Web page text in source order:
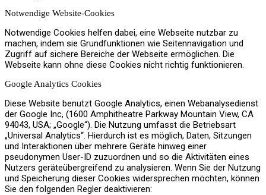
Beratung / Fördermittel
Referenzen
Notwendige Website-Cookies
Notwendige Cookies helfen dabei, eine Webseite nutzbar zu
machen, indem sie Grundfunktionen wie Seitennavigation und
Zugriff auf sichere Bereiche der Webseite ermöglichen. Die
Webseite kann ohne diese Cookies nicht richtig funktionieren.
Google Analytics Cookies
Diese Website benutzt Google Analytics, einen Webanalysedienst
der Google Inc, (1600 Amphitheatre Parkway Mountain View, CA
94043, USA; „Google“). Die Nutzung umfasst die Betriebsart
„Universal Analytics“. Hierdurch ist es möglich, Daten, Sitzungen
und Interaktionen über mehrere Geräte hinweg einer
pseudonymen User-ID zuzuordnen und so die Aktivitäten eines
Nutzers geräteübergreifend zu analysieren. Wenn Sie der Nutzung
und Speicherung dieser Cookies widersprechen möchten, können
Sie den folgenden Regler deaktivieren: